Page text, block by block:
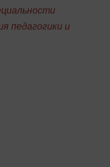
педагогики и